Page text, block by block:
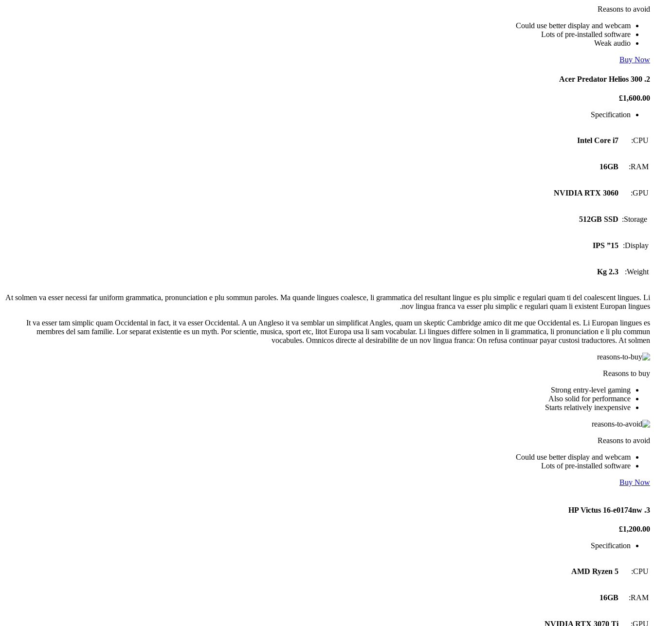
Reasons to avoid
Could use better display and webcam
Lots of pre-installed software
Weak audio
Buy Now
2. Acer Predator Helios 300
£1,600.00
Specification
CPU:
Intel Core i7
RAM:
16GB
GPU:
NVIDIA RTX 3060
Storage:
512GB SSD
Display:
15” IPS
Weight:
2.3 Kg
At solmen va esser necessi far uniform grammatica, pronunciation e plu sommun paroles. Ma quande lingues coalesce, li grammatica del resultant lingue es plu simplic e regulari quam ti del coalescent lingues. Li
nov lingua franca va esser plu simplic e regulari quam li existent Europan lingues.
It va esser tam simplic quam Occidental in fact, it va esser Occidental. A un Angleso it va semblar un simplificat Angles, quam un skeptic Cambridge amico dit me que Occidental es. Li Europan lingues es
membres del sam familie. Lor separat existentie es un myth. Por scientie, musica, sport etc, litot Europa usa li sam vocabular. Li lingues differe solmen in li grammatica, li pronunciation e li plu commun
vocabules. Omnicos directe al desirabilite de un nov lingua franca: On refusa continuar payar custosi traductores. At solmen
Reasons to buy
Strong entry-level gaming
Also solid for performance
Starts relatively inexpensive
Reasons to avoid
Could use better display and webcam
Lots of pre-installed software
Buy Now
3. HP Victus 16-e0174nw
£1,200.00
Specification
CPU:
AMD Ryzen 5
RAM:
16GB
GPU:
NVIDIA RTX 3070 Ti